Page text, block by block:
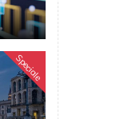
Speciale